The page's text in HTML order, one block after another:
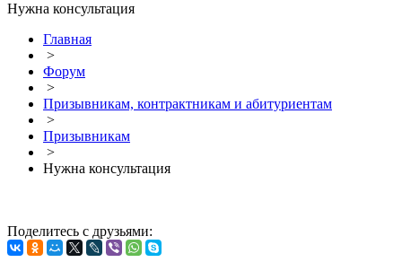
Нужна консультация
Главная
>
Форум
>
Призывникам, контрактникам и абитуриентам
>
Призывникам
>
Нужна консультация
Поделитесь с друзьями: